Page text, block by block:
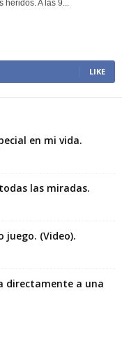
A las 9...
LIKE
en mi vida.
todas las miradas.
juego. (Video).
directamente a una